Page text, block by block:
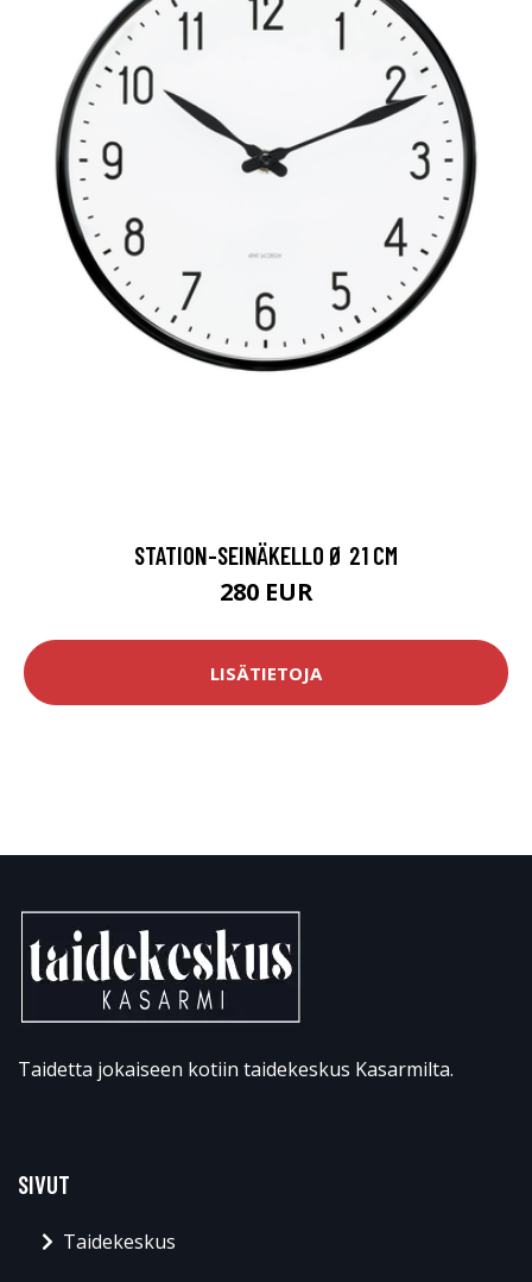
STATION-SEINÄKELLO Ø 21 CM
280 EUR
LISÄTIETOJA
Taidetta jokaiseen kotiin taidekeskus Kasarmilta.
SIVUT
Taidekeskus